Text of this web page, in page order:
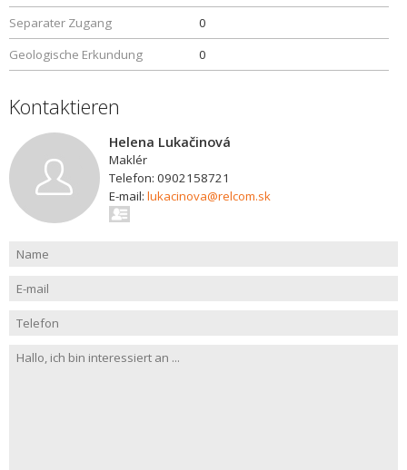
Separater Zugang
0
Geologische Erkundung
0
Kontaktieren
Helena Lukačinová
Maklér
Telefon: 0902158721
E-mail: lukacinova@relcom.sk